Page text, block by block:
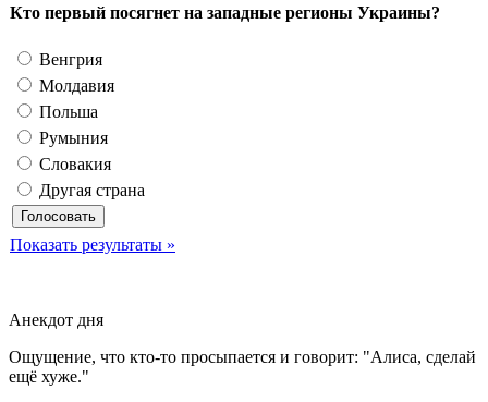
Кто первый посягнет на западные регионы Украины?
Венгрия
Молдавия
Польша
Румыния
Словакия
Другая страна
Показать результаты »
Анекдот дня
Ощущение, что кто-то просыпается и говорит: "Алиса, сделай
ещё хуже."